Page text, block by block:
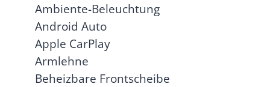
Ambiente-Beleuchtung
Android Auto
Apple CarPlay
Armlehne
Beheizbare Frontscheibe